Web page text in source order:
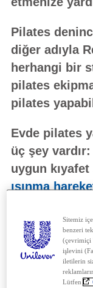
Pilates
diğer adıyla
herhangi bir
pilates
pilates
Evde pilates
üç şey
uygun
ısınma
rahat pilates
konfor
yapabilir ve
Sitemiz
benzeri
(çevrimiçi
işlevini
iletilerin
Lütfen